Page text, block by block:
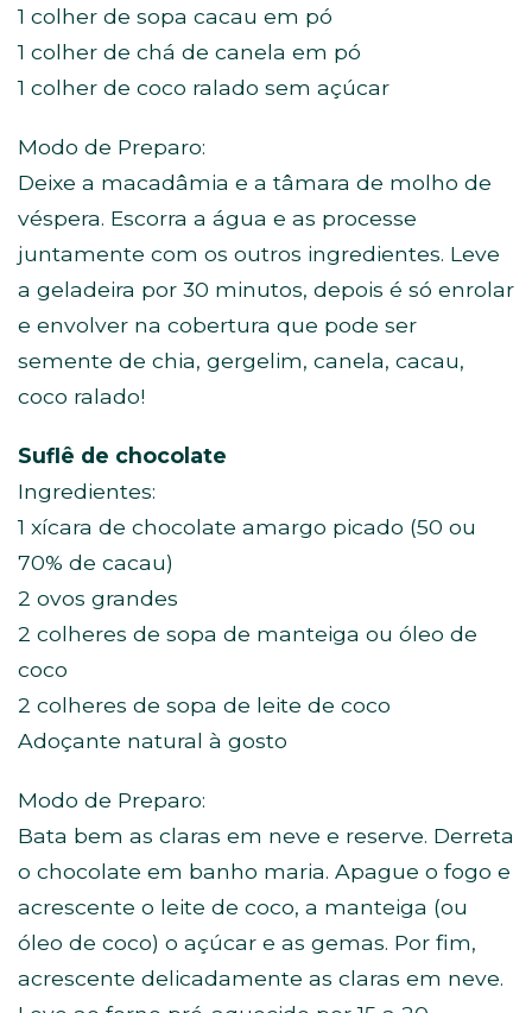
1 colher de sopa cacau em pó
1 colher de chá de canela em pó
1 colher de coco ralado sem açúcar
Modo de Preparo:
Deixe a macadâmia e a tâmara de molho de
véspera. Escorra a água e as processe
juntamente com os outros ingredientes. Leve
a geladeira por 30 minutos, depois é só enrolar
e envolver na cobertura que pode ser
semente de chia, gergelim, canela, cacau,
coco ralado!
Suflê de chocolate
Ingredientes:
1 xícara de chocolate amargo picado (50 ou
70% de cacau)
2 ovos grandes
2 colheres de sopa de manteiga ou óleo de
coco
2 colheres de sopa de leite de coco
Adoçante natural à gosto
Modo de Preparo:
Bata bem as claras em neve e reserve. Derreta
o chocolate em banho maria. Apague o fogo e
acrescente o leite de coco, a manteiga (ou
óleo de coco) o açúcar e as gemas. Por fim,
acrescente delicadamente as claras em neve.